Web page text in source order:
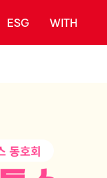
ESG WITH